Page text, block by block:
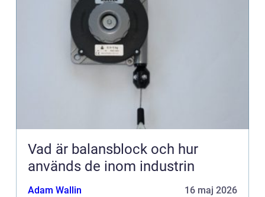
Vad är balansblock och hur
används de inom industrin
Adam Wallin 16 maj 2026